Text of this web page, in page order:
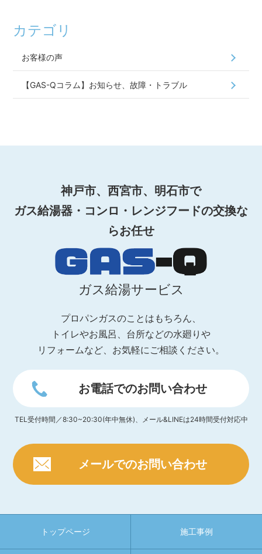
カテゴリ
お客様の声
【GAS-Qコラム】お知らせ、故障・トラブル
神戸市、西宮市、明石市で
ガス給湯器・コンロ・レンジフードの交換な
らお任せ
ガス給湯サービス
プロパンガスのことはもちろん、
トイレやお風呂、台所などの水廻りや
リフォームなど、お気軽にご相談ください。
お電話でのお問い合わせ
TEL受付時間／8:30~20:30(年中無休)、メール&LINEは24時間受付対応中
メールでのお問い合わせ
トップページ 施工事例